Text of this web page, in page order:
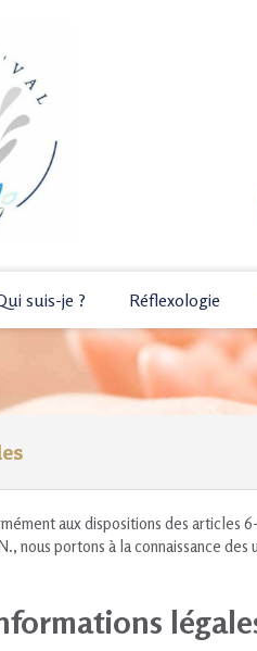
suis-je ? Réflexologie
aux dispositions des articles
nous portons à la connaissance